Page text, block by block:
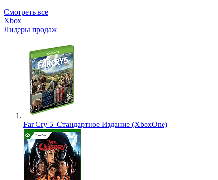
Смотреть все
Xbox
Лидеры продаж
Far Cry 5. Стандартное Издание (XboxOne)